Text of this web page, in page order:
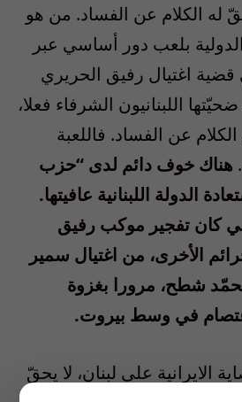
له الكلام عن الفساد. من هو
بلعب دور أساسي عبر
اغتيال رفيق الحريري
اللبنانيون الشرفاء فعلا،
عن الفساد. فاللعبة
هناك خوف دائم لدى “حزب
الدولة اللبنانية عافيتها.
كان تفجير موكب رفيق
الأخرى، من اغتيال سمير
شطح، مرورا بغزوة
في وسط بيروت.
الايرانية على لبنان، لا يحقّ